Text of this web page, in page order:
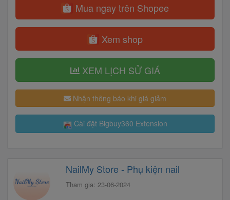
Mua ngay trên Shopee
Xem shop
XEM LỊCH SỬ GIÁ
Nhận thông báo khi giá giảm
Cài đặt Bigbuy360 Extension
NailMy Store - Phụ kiện nail
Tham gia: 23-06-2024